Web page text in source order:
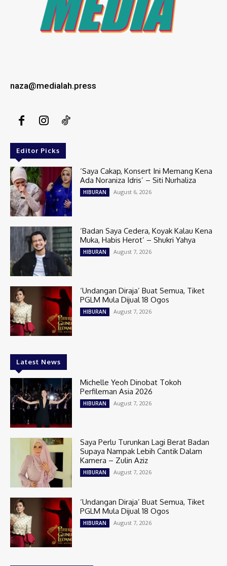
naza@medialah.press
Editor Picks
‘Saya Cakap, Konsert Ini Memang Kena
Ada Noraniza Idris’ – Siti Nurhaliza
HIBURAN August 6, 2026
‘Badan Saya Cedera, Koyak Kalau Kena
Muka, Habis Herot’ – Shukri Yahya
HIBURAN August 7, 2026
‘Undangan Diraja’ Buat Semua, Tiket
PGLM Mula Dijual 18 Ogos
HIBURAN August 7, 2026
Latest News
Michelle Yeoh Dinobat Tokoh
Perfileman Asia 2026
HIBURAN August 7, 2026
Saya Perlu Turunkan Lagi Berat Badan
Supaya Nampak Lebih Cantik Dalam
Kamera – Zulin Aziz
HIBURAN August 7, 2026
‘Undangan Diraja’ Buat Semua, Tiket
PGLM Mula Dijual 18 Ogos
HIBURAN August 7, 2026